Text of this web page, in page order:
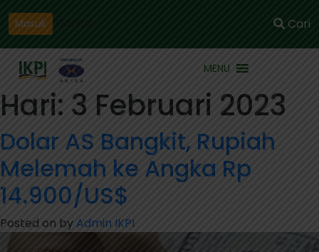
Masuk Cari
MENU
Hari: 3 Februari 2023
Dolar AS Bangkit, Rupiah
Melemah ke Angka Rp
14.900/US$
Posted on byAdmin IKPI